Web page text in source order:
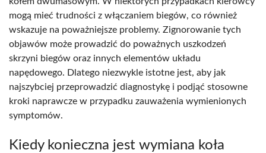
mogą mieć trudności z włączaniem biegów, co również
wskazuje na poważniejsze problemy. Zignorowanie tych
objawów może prowadzić do poważnych uszkodzeń
skrzyni biegów oraz innych elementów układu
napędowego. Dlatego niezwykle istotne jest, aby jak
najszybciej przeprowadzić diagnostykę i podjąć stosowne
kroki naprawcze w przypadku zauważenia wymienionych
symptomów.
Kiedy konieczna jest wymiana koła